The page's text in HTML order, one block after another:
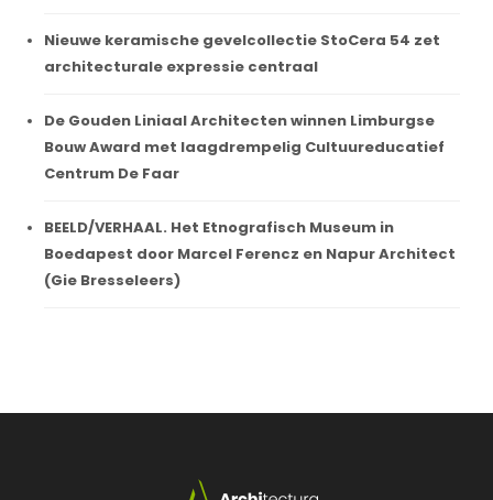
Nieuwe keramische gevelcollectie StoCera 54 zet
architecturale expressie centraal
De Gouden Liniaal Architecten winnen Limburgse
Bouw Award met laagdrempelig Cultuureducatief
Centrum De Faar
BEELD/VERHAAL. Het Etnografisch Museum in
Boedapest door Marcel Ferencz en Napur Architect
(Gie Bresseleers)